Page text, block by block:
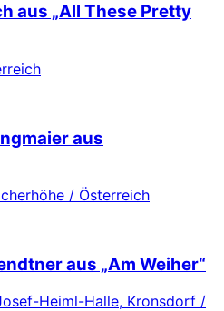
aus „All These Pretty
aus
/ Österreich
aus „Am Weiher“
Heiml-Halle, Kronsdorf /